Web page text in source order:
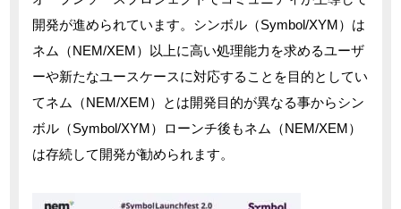
開発が進められています。シンボル（Symbol/XYM）は
ネム（NEM/XEM）以上に高い処理能力を求めるユーザ
ーや新たなユースケースに対応することを目的としてい
てネム（NEM/XEM）とは開発目的が異なる事からシン
ボル（Symbol/XYM）ローンチ後もネム（NEM/XEM）
は存続して開発が勧められます。